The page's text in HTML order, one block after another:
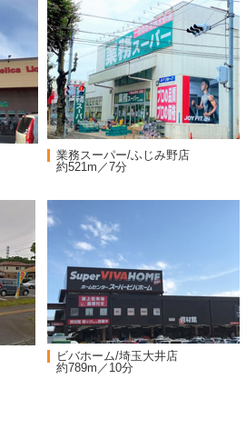
業務スーパー/ふじみ野店
約521m／7分
ビバホーム/埼玉大井店
約789m／10分